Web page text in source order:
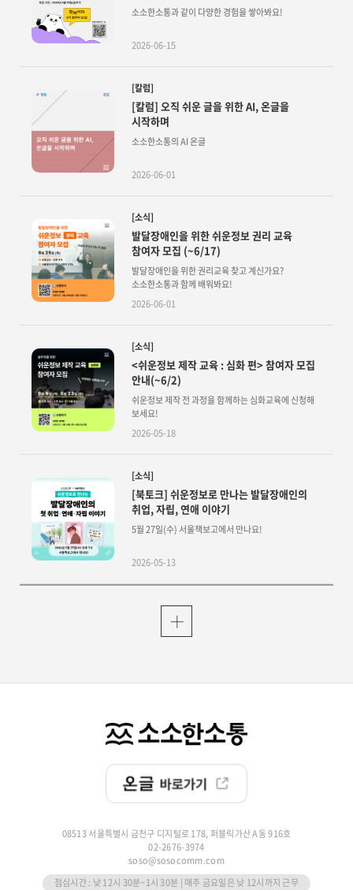
소소한소통과 같이 다양한 경험을 쌓아봐요!
2026-06-15
[칼럼]
[칼럼] 오직 쉬운 글을 위한 AI, 온글을
시작하며
소소한소통의 AI 온글
2026-06-01
[소식]
발달장애인을 위한 쉬운정보 권리 교육
참여자 모집 (~6/17)
발달장애인을 위한 권리교육 찾고 계신가요?
소소한소통과 함께 배워봐요!
2026-06-01
[소식]
<쉬운정보 제작 교육 : 심화 편> 참여자 모집
안내(~6/2)
쉬운정보 제작 전 과정을 함께하는 심화교육에 신청해
보세요!
2026-05-18
[소식]
[북토크] 쉬운정보로 만나는 발달장애인의
취업, 자립, 연애 이야기
5월 27일(수) 서울책보고에서 만나요!
2026-05-13
08513 서울특별시 금천구 디지털로 178, 퍼블릭가산 A동 916호
02-2676-3974
soso@sosocomm.com
점심시간 : 낮 12시 30분~1시 30분 | 매주 금요일은 낮 12시까지 근무